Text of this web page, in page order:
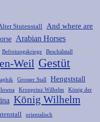
Stutenstall
And where are
Arabian Horses
Befreiungskriege Beschälstall
Weil Gestüt
Grosser Stall Hengststall
Kronprinz Wilhelm König der
König Wilhelm
orientalisch